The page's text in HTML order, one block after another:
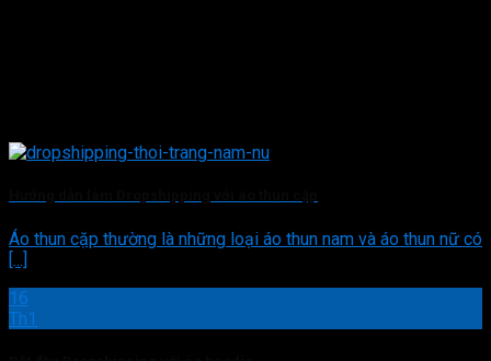
Áo thun cặp thường là những loại áo thun nam và áo thun nữ có
[...]
16
Th1